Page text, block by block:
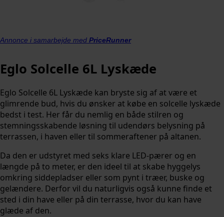
Annonce i samarbejde med PriceRunner
Eglo Solcelle 6L Lyskæde
Eglo Solcelle 6L Lyskæde kan bryste sig af at være et
glimrende bud, hvis du ønsker at købe en solcelle lyskæde
bedst i test. Her får du nemlig en både stilren og
stemningsskabende løsning til udendørs belysning på
terrassen, i haven eller til sommeraftener på altanen.
Da den er udstyret med seks klare LED-pærer og en
længde på to meter, er den ideel til at skabe hyggelys
omkring siddepladser eller som pynt i træer, buske og
gelændere. Derfor vil du naturligvis også kunne finde et
sted i din have eller på din terrasse, hvor du kan have
glæde af den.